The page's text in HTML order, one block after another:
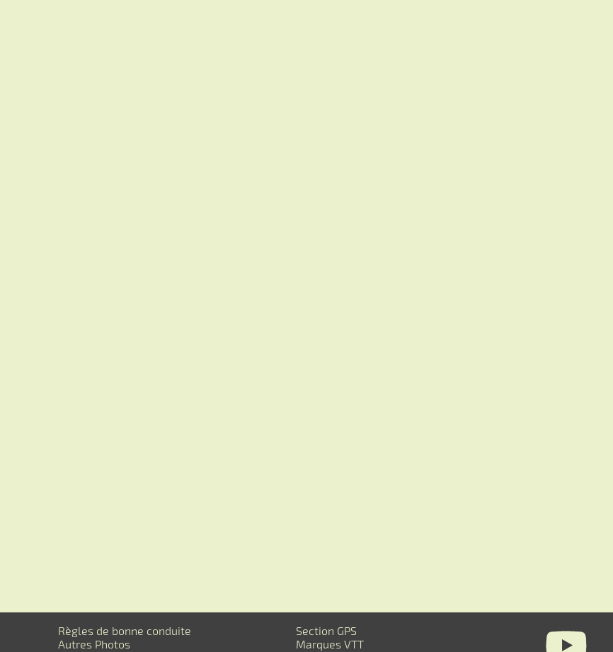
Règles de bonne conduite
Autres Photos
Section GPS
Marques VTT